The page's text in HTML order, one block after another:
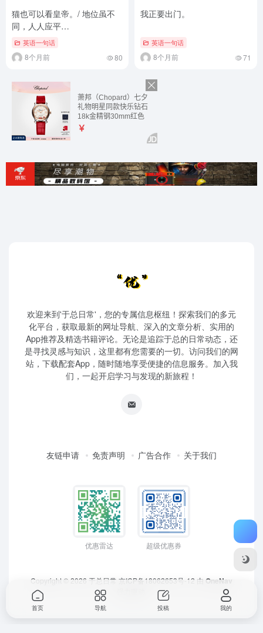
猫也可以看皇帝。/ 地位虽不
同，人人应平…
英语一句话
8个月前 80
我正要出门。
英语一句话
8个月前 71
欢迎来到'于总日常'，您的专属信息枢纽！探索我们的多元
化平台，获取最新的网址导航、深入的文章分析、实用的
App推荐及精选书籍评论。无论是追踪于总的日常动态，还
是寻找灵感与知识，这里都有您需要的一切。访问我们的网
站，下载配套App，随时随地享受便捷的信息服务。加入我
们，一起开启学习与发现的新旅程！
友链申请 免责声明 广告合作 关于我们
优惠雷达 超级优惠券
Copyright © 2026 于总日常 京ICP备18062653号-12 由 OneNav
首页 导航 投稿 我的